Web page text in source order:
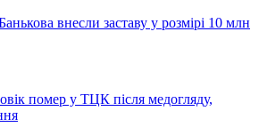
внесли заставу у розмірі 10 млн
помер у ТЦК після медогляду,